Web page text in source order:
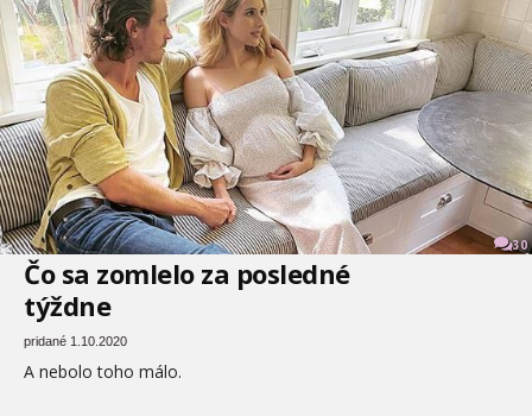
30
Čo sa zomlelo za posledné
týždne
pridané 1.10.2020
A nebolo toho málo.